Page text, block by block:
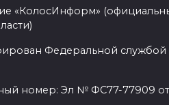
«КолосИнформ»
Федеральной
номер: Эл № ФС77-77909 от